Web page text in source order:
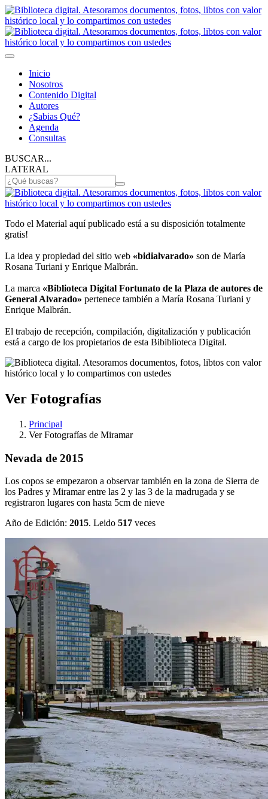
Inicio
Nosotros
Contenido Digital
Autores
¿Sabias Qué?
Agenda
Consultas
BUSCAR...
LATERAL
Todo el Material aquí publicado está a su disposición totalmente
gratis!
La idea y propiedad del sitio web «bidialvarado» son de María
Rosana Turiani y Enrique Malbrán.
La marca «Biblioteca Digital Fortunato de la Plaza de autores de
General Alvarado» pertenece también a María Rosana Turiani y
Enrique Malbrán.
El trabajo de recepción, compilación, digitalización y publicación
está a cargo de los propietarios de esta Bibiblioteca Digital.
Ver Fotografías
Principal
Ver Fotografías de Miramar
Nevada de 2015
Los copos se empezaron a observar también en la zona de Sierra de
los Padres y Miramar entre las 2 y las 3 de la madrugada y se
registraron lugares con hasta 5cm de nieve
Año de Edición: 2015. Leido 517 veces